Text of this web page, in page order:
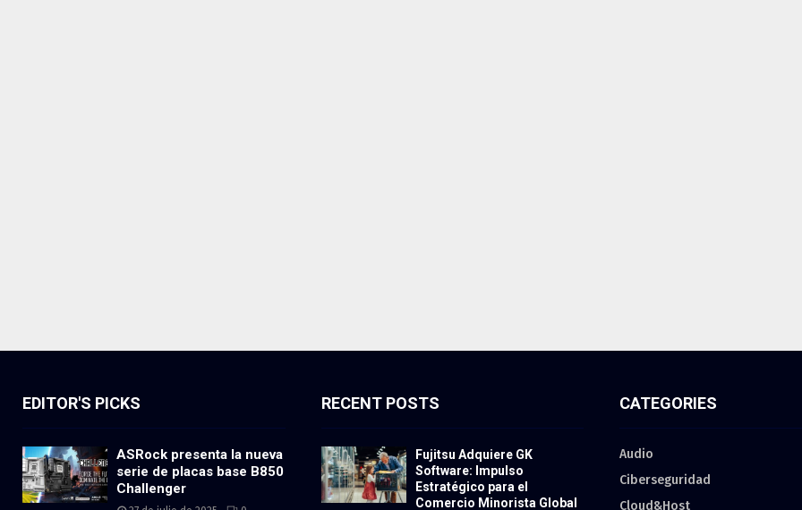
EDITOR'S PICKS
ASRock presenta la nueva
serie de placas base B850
Challenger
RECENT POSTS
Fujitsu Adquiere GK
Software: Impulso
Estratégico para el
Comercio Minorista Global
CATEGORIES
Audio
Ciberseguridad
Cloud&Host